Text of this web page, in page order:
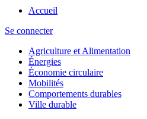
Accueil
Se connecter
Agriculture et Alimentation
Énergies
Économie circulaire
Mobilités
Comportements durables
Ville durable